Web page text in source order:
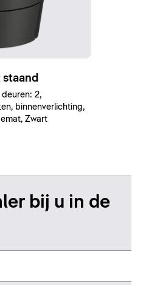
2,
binnenverlichting,
Zwart
bij u in de